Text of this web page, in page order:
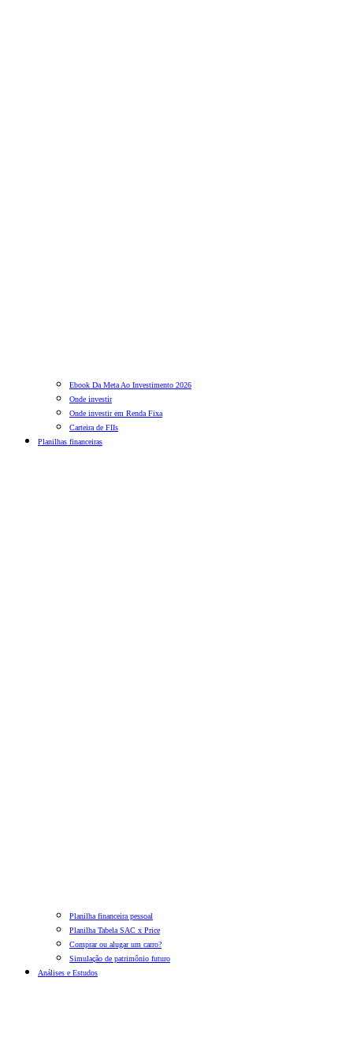
Ebook Da Meta Ao Investimento 2026
Onde investir
Onde investir em Renda Fixa
Carteira de FIIs
Planilhas financeiras
Planilha financeira pessoal
Planilha Tabela SAC x Price
Comprar ou alugar um carro?
Simulação de patrimônio futuro
Análises e Estudos